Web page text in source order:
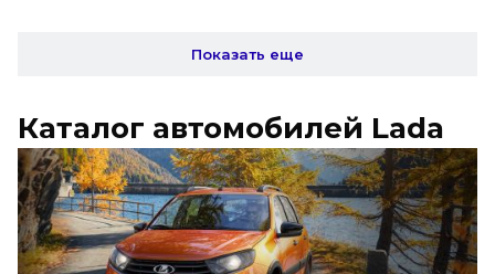
Показать еще
Каталог автомобилей Lada